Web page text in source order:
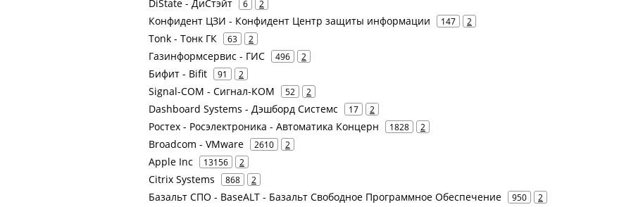
DiState - ДиСтэйт 6 2
Конфидент ЦЗИ - Конфидент Центр защиты информации 147 2
Tonk - Тонк ГК 63 2
Газинформсервис - ГИС 496 2
Бифит - Bifit 91 2
Signal-COM - Сигнал-КОМ 52 2
Dashboard Systems - Дэшборд Системс 17 2
Ростех - Росэлектроника - Автоматика Концерн 1828 2
Broadcom - VMware 2610 2
Apple Inc 13156 2
Citrix Systems 868 2
Базальт СПО - BaseALT - Базальт Свободное Программное Обеспечение 950 2